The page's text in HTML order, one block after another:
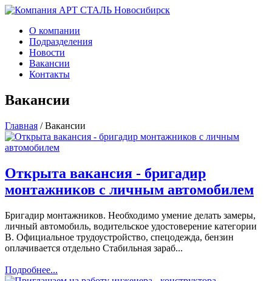
О компании
Подразделения
Новости
Вакансии
Контакты
Вакансии
Главная /Вакансии
Открыта вакансия - бригадир
монтажников с личным автомобилем
Бригадир монтажников. Необходимо умение делать замеры,
личный автомобиль, водительское удостоверение категории
В. Официальное трудоустройство, спецодежда, бензин
оплачивается отдельно Стабильная зараб...
Подробнее...